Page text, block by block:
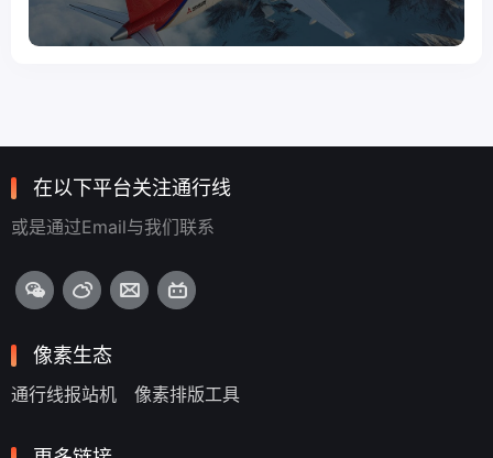
在以下平台关注通行线
或是通过Email与我们联系
像素生态
通行线报站机 像素排版工具